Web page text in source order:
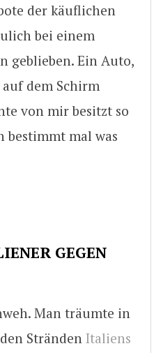
der käuflichen
bei einem
geblieben. Ein Auto,
dem Schirm
von mir besitzt so
bestimmt mal was
GEGEN
Man träumte in
Stränden Italiens